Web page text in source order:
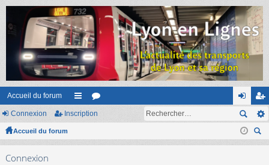
Accueil du forum
ac or on
ne
ns
cri
Connexion Inscription
Accueil du forum
ec
Connexion